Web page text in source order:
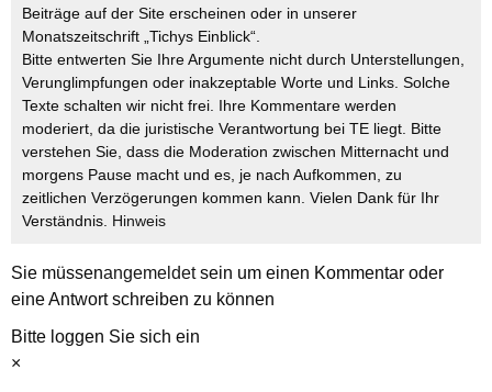
Beiträge auf der Site erscheinen oder in unserer
Monatszeitschrift „Tichys Einblick“.
Bitte entwerten Sie Ihre Argumente nicht durch Unterstellungen,
Verunglimpfungen oder inakzeptable Worte und Links. Solche
Texte schalten wir nicht frei. Ihre Kommentare werden
moderiert, da die juristische Verantwortung bei TE liegt. Bitte
verstehen Sie, dass die Moderation zwischen Mitternacht und
morgens Pause macht und es, je nach Aufkommen, zu
zeitlichen Verzögerungen kommen kann. Vielen Dank für Ihr
Verständnis. Hinweis
Sie müssenangemeldetsein um einen Kommentar oder
eine Antwort schreiben zu können
Bitte loggen Sie sich ein
×